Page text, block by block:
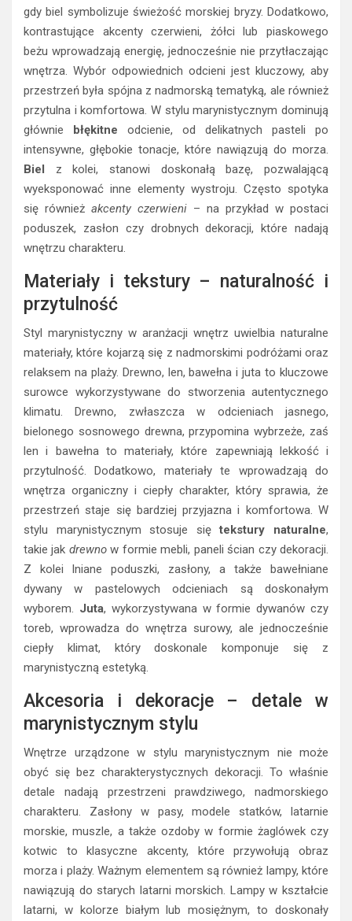
gdy biel symbolizuje świeżość morskiej bryzy. Dodatkowo,
kontrastujące akcenty czerwieni, żółci lub piaskowego
beżu wprowadzają energię, jednocześnie nie przytłaczając
wnętrza. Wybór odpowiednich odcieni jest kluczowy, aby
przestrzeń była spójna z nadmorską tematyką, ale również
przytulna i komfortowa. W stylu marynistycznym dominują
głównie błękitne odcienie, od delikatnych pasteli po
intensywne, głębokie tonacje, które nawiązują do morza.
Biel z kolei, stanowi doskonałą bazę, pozwalającą
wyeksponować inne elementy wystroju. Często spotyka
się również akcenty czerwieni – na przykład w postaci
poduszek, zasłon czy drobnych dekoracji, które nadają
wnętrzu charakteru.
Materiały i tekstury – naturalność i
przytulność
Styl marynistyczny w aranżacji wnętrz uwielbia naturalne
materiały, które kojarzą się z nadmorskimi podróżami oraz
relaksem na plaży. Drewno, len, bawełna i juta to kluczowe
surowce wykorzystywane do stworzenia autentycznego
klimatu. Drewno, zwłaszcza w odcieniach jasnego,
bielonego sosnowego drewna, przypomina wybrzeże, zaś
len i bawełna to materiały, które zapewniają lekkość i
przytulność. Dodatkowo, materiały te wprowadzają do
wnętrza organiczny i ciepły charakter, który sprawia, że
przestrzeń staje się bardziej przyjazna i komfortowa. W
stylu marynistycznym stosuje siętekstury naturalne,
takie jak drewnow formie mebli, paneli ścian czy dekoracji.
Z kolei lniane poduszki, zasłony, a także bawełniane
dywany w pastelowych odcieniach są doskonałym
wyborem. Juta, wykorzystywana w formie dywanów czy
toreb, wprowadza do wnętrza surowy, ale jednocześnie
ciepły klimat, który doskonale komponuje się z
marynistyczną estetyką.
Akcesoria i dekoracje – detale w
marynistycznym stylu
Wnętrze urządzone w stylu marynistycznym nie może
obyć się bez charakterystycznych dekoracji. To właśnie
detale nadają przestrzeni prawdziwego, nadmorskiego
charakteru. Zasłony w pasy, modele statków, latarnie
morskie, muszle, a także ozdoby w formie żaglówek czy
kotwic to klasyczne akcenty, które przywołują obraz
morza i plaży. Ważnym elementem są również lampy, które
nawiązują do starych latarni morskich. Lampy w kształcie
latarni, w kolorze białym lub mosiężnym, to doskonały